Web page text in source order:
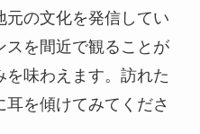
元の文化を発信してい
スを間近で観ることが
味わえます。訪れた
を傾けてみてくださ